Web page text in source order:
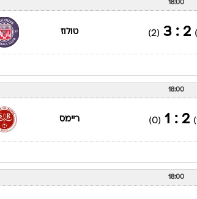
18:00
2 : 3
(2) טולוז
18:00
2 : 1
(0) ריימס
18:00